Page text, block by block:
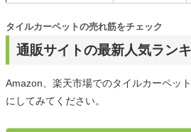
通販サイトの最新人気ラン
タイルカーペットの売れ筋をチェック
Amazon、楽天市場でのタイルカーペッ
にしてみてください。